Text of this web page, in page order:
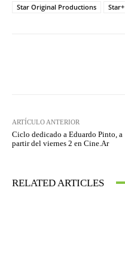
Star Original Productions Star+
ARTÍCULO ANTERIOR
Ciclo dedicado a Eduardo Pinto, a
partir del viernes 2 en Cine.Ar
RELATED ARTICLES